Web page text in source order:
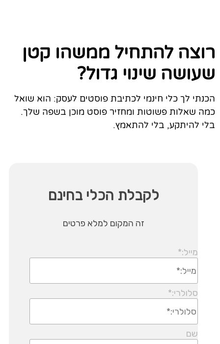
רוצה להתחיל ממשהו קטן
שעושה שינוי גדול?
הכנתי לך כלי חינמי לכתיבת פוסטים לעסק: הוא שואל
כמה שאלות פשוטות ומחזיר פוסט מוכן בשפה שלך.
בלי להיתקע, בלי להתאמץ.